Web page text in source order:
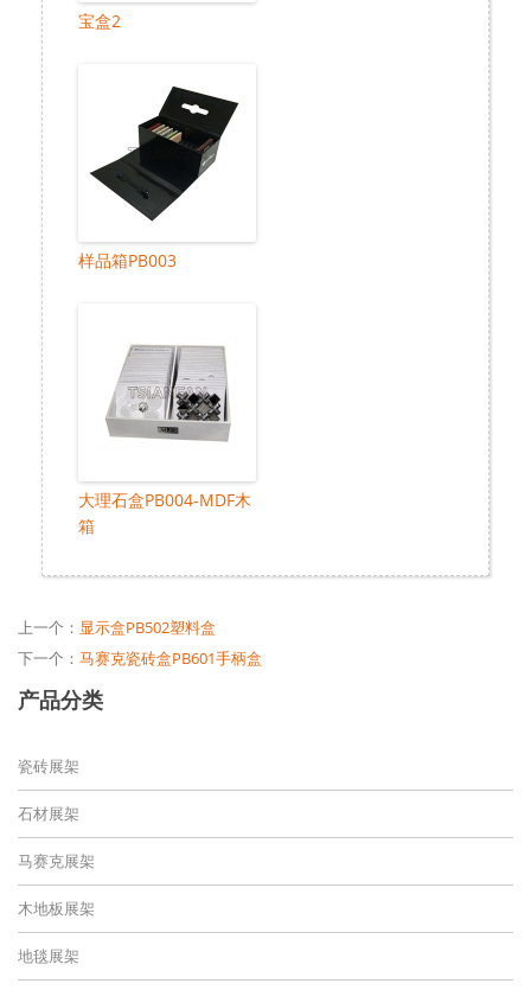
宝盒2
样品箱PB003
大理石盒PB004-MDF木
箱
上一个： 显示盒PB502塑料盒
下一个： 马赛克瓷砖盒PB601手柄盒
产品分类
瓷砖展架
石材展架
马赛克展架
木地板展架
地毯展架